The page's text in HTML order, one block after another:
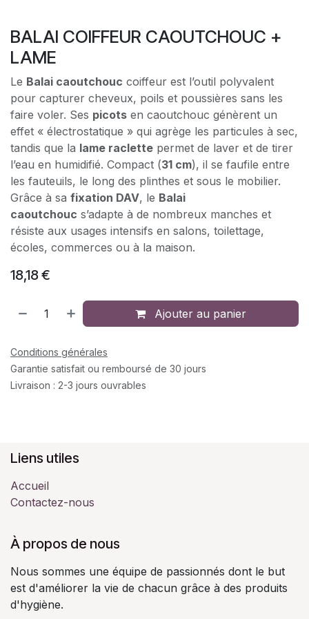
BALAI COIFFEUR CAOUTCHOUC +
LAME
Le Balai caoutchouc coiffeur est l’outil polyvalent
pour capturer cheveux, poils et poussières sans les
faire voler. Ses picots en caoutchouc génèrent un
effet « électrostatique » qui agrège les particules à sec,
tandis que la lame raclette permet de laver et de tirer
l’eau en humidifié. Compact (31 cm), il se faufile entre
les fauteuils, le long des plinthes et sous le mobilier.
Grâce à sa fixation DAV, le Balai
caoutchouc s’adapte à de nombreux manches et
résiste aux usages intensifs en salons, toilettage,
écoles, commerces ou à la maison.
18,18€
Ajouter au panier
Conditions générales
Garantie satisfait ou remboursé de 30 jours
Livraison : 2-3 jours ouvrables
Liens utiles
Accueil
Contactez-nous
À propos de nous
Nous sommes une équipe de passionnés dont le but
est d'améliorer la vie de chacun grâce à des produits
d'hygiène.